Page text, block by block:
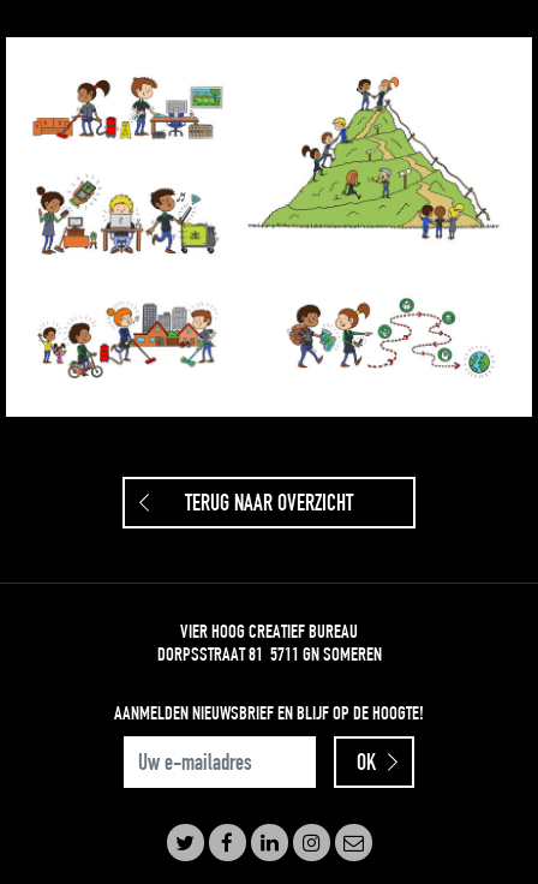
TERUG NAAR OVERZICHT
VIER HOOG CREATIEF BUREAU
DORPSSTRAAT 81 5711 GN SOMEREN
AANMELDEN NIEUWSBRIEFEN BLIJF OP DE HOOGTE!
OK
TWITTERFACEBOOKLINKEDININSTAGRAM
E-MAIL